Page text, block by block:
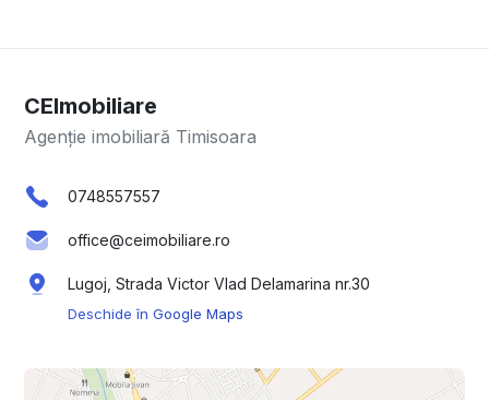
CEImobiliare
Agenție imobiliară Timisoara
0748557557
office@ceimobiliare.ro
Lugoj, Strada Victor Vlad Delamarina nr.30
Deschide în Google Maps